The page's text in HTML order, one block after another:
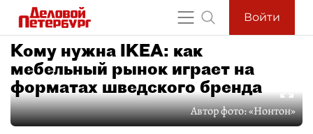
Войти
Кому нужна IKEA: как
мебельный рынок играет на
форматах шведского бренда
Автор фото:«Нонтон»